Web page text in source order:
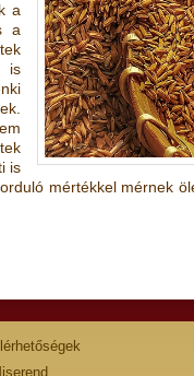
a
a
is
is
mértékkel mérnek